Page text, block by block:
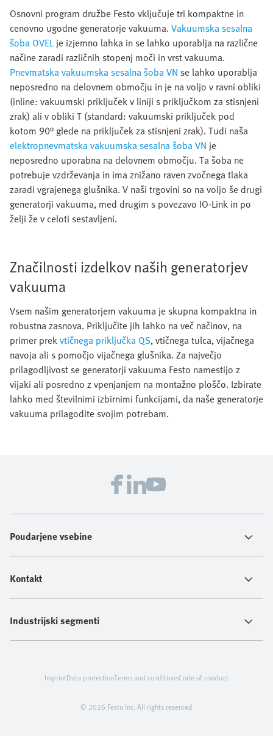
Osnovni program družbe Festo vključuje tri kompaktne in
cenovno ugodne generatorje vakuuma. Vakuumska sesalna
šoba OVEL je izjemno lahka in se lahko uporablja na različne
načine zaradi različnih stopenj moči in vrst vakuuma.
Pnevmatska vakuumska sesalna šoba VN se lahko uporablja
neposredno na delovnem območju in je na voljo v ravni obliki
(inline: vakuumski priključek v liniji s priključkom za stisnjeni
zrak) ali v obliki T (standard: vakuumski priključek pod
kotom 90° glede na priključek za stisnjeni zrak). Tudi naša
elektropnevmatska vakuumska sesalna šoba VN je
neposredno uporabna na delovnem območju. Ta šoba ne
potrebuje vzdrževanja in ima znižano raven zvočnega tlaka
zaradi vgrajenega glušnika. V naši trgovini so na voljo še drugi
generatorji vakuuma, med drugim s povezavo IO-Link in po
želji že v celoti sestavljeni.
Značilnosti izdelkov naših generatorjev
vakuuma
Vsem našim generatorjem vakuuma je skupna kompaktna in
robustna zasnova. Priključite jih lahko na več načinov, na
primer prekvtičnega priključka QS, vtičnega tulca, vijačnega
navoja ali s pomočjo vijačnega glušnika. Za največjo
prilagodljivost se generatorji vakuuma Festo namestijo z
vijaki ali posredno z vpenjanjem na montažno ploščo. Izbirate
lahko med številnimi izbirnimi funkcijami, da naše generatorje
vakuuma prilagodite svojim potrebam.
Poudarjene vsebine
Kontakt
Industrijski segmenti
© 2026 Festo Inc. All rights reserved
ImprintData protectionTerms and conditionsCode of conduct